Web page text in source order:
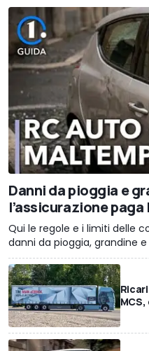
Danni da pioggia e
l’assicurazione paga
Qui le regole e i limiti delle
danni da pioggia, grandine
MCS,